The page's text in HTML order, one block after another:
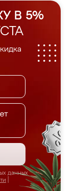
В 5%
данных